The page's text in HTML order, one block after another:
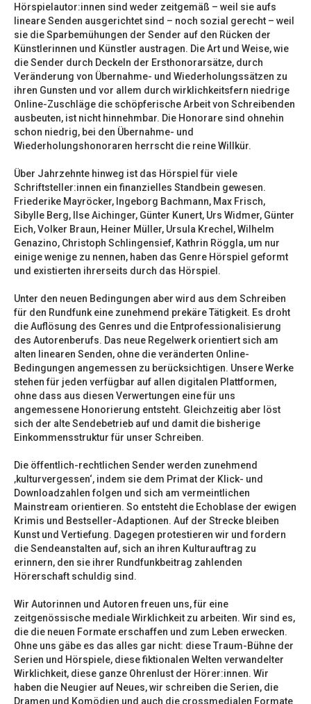
Hörspielautor:innen sind weder zeitgemäß – weil sie aufs
lineare Senden ausgerichtet sind – noch sozial gerecht – weil
sie die Sparbemühungen der Sender auf den Rücken der
Künstlerinnen und Künstler austragen. Die Art und Weise, wie
die Sender durch Deckeln der Ersthonorarsätze, durch
Veränderung von Übernahme- und Wiederholungssätzen zu
ihren Gunsten und vor allem durch wirklichkeitsfern niedrige
Online-Zuschläge die schöpferische Arbeit von Schreibenden
ausbeuten, ist nicht hinnehmbar. Die Honorare sind ohnehin
schon niedrig, bei den Übernahme- und
Wiederholungshonoraren herrscht die reine Willkür.
Über Jahrzehnte hinweg ist das Hörspiel für viele
Schriftsteller:innen ein finanzielles Standbein gewesen.
Friederike Mayröcker, Ingeborg Bachmann, Max Frisch,
Sibylle Berg, Ilse Aichinger, Günter Kunert, Urs Widmer, Günter
Eich, Volker Braun, Heiner Müller, Ursula Krechel, Wilhelm
Genazino, Christoph Schlingensief, Kathrin Röggla, um nur
einige wenige zu nennen, haben das Genre Hörspiel geformt
und existierten ihrerseits durch das Hörspiel.
Unter den neuen Bedingungen aber wird aus dem Schreiben
für den Rundfunk eine zunehmend prekäre Tätigkeit. Es droht
die Auflösung des Genres und die Entprofessionalisierung
des Autorenberufs. Das neue Regelwerk orientiert sich am
alten linearen Senden, ohne die veränderten Online-
Bedingungen angemessen zu berücksichtigen. Unsere Werke
stehen für jeden verfügbar auf allen digitalen Plattformen,
ohne dass aus diesen Verwertungen eine für uns
angemessene Honorierung entsteht. Gleichzeitig aber löst
sich der alte Sendebetrieb auf und damit die bisherige
Einkommensstruktur für unser Schreiben.
Die öffentlich-rechtlichen Sender werden zunehmend
‚kulturvergessen‘, indem sie dem Primat der Klick- und
Downloadzahlen folgen und sich am vermeintlichen
Mainstream orientieren. So entsteht die Echoblase der ewigen
Krimis und Bestseller-Adaptionen. Auf der Strecke bleiben
Kunst und Vertiefung. Dagegen protestieren wir und fordern
die Sendeanstalten auf, sich an ihren Kulturauftrag zu
erinnern, den sie ihrer Rundfunkbeitrag zahlenden
Hörerschaft schuldig sind.
Wir Autorinnen und Autoren freuen uns, für eine
zeitgenössische mediale Wirklichkeit zu arbeiten. Wir sind es,
die die neuen Formate erschaffen und zum Leben erwecken.
Ohne uns gäbe es das alles gar nicht: diese Traum-Bühne der
Serien und Hörspiele, diese fiktionalen Welten verwandelter
Wirklichkeit, diese ganze Ohrenlust der Hörer:innen. Wir
haben die Neugier auf Neues, wir schreiben die Serien, die
Dramen und Komödien und auch die crossmedialen Formate